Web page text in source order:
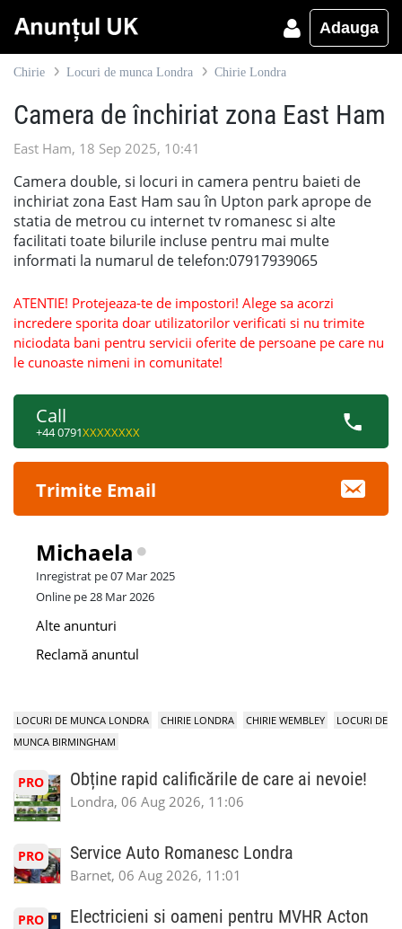
Adauga
Chirie Locuri de munca Londra Chirie Londra
Camera de închiriat zona East Ham
East Ham, 18 Sep 2025, 10:41
Camera double, si locuri in camera pentru baieti de
inchiriat zona East Ham sau în Upton park aprope de
statia de metrou cu internet tv romanesc si alte
facilitati toate bilurile incluse pentru mai multe
informati la numarul de telefon:07917939065
ATENTIE! Protejeaza-te de impostori! Alege sa acorzi
incredere sporita doar utilizatorilor verificati si nu trimite
niciodata bani pentru servicii oferite de persoane pe care nu
le cunoaste nimeni in comunitate!
Call
+44 0791XXXXXXXX
Trimite Email
Michaela
Inregistrat pe 07 Mar 2025
Online pe 28 Mar 2026
Alte anunturi
Reclamă anuntul
LOCURI DE MUNCA LONDRA CHIRIE LONDRA CHIRIE WEMBLEY
LOCURI DE
MUNCA BIRMINGHAM
PRO Obține rapid calificările de care ai nevoie!
Londra, 06 Aug 2026, 11:06
PRO Service Auto Romanesc Londra
Barnet, 06 Aug 2026, 11:01
PRO Electricieni si oameni pentru MVHR Acton